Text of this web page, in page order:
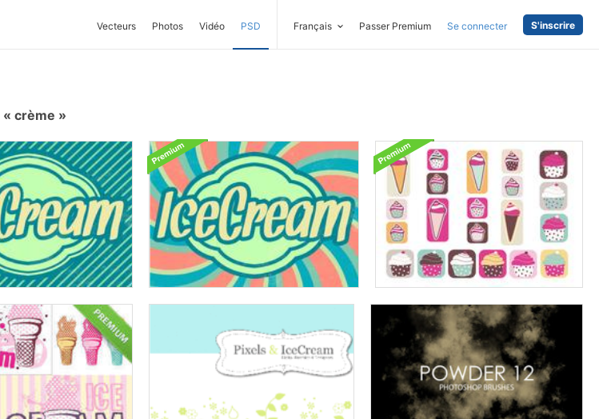
Vecteurs Photos Vidéo PSD Français Passer Premium Se connecter S'inscrire
crème